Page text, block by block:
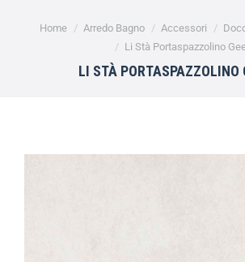
Tu sei qui:
Home Arredo Bagno Accessori
Li Stà Portaspazzolino
LI STÀ PORTASPAZZOLINO